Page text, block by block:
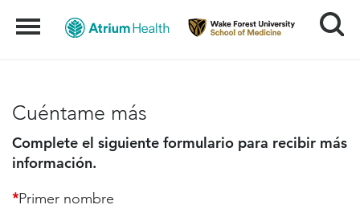
Menu Search
Cuéntame más
Complete el siguiente formulario para recibir más
información.
*Primer nombre